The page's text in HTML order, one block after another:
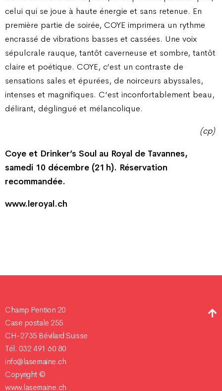
celui qui se joue à haute énergie et sans retenue. En
première partie de soirée, COYE imprimera un rythme
encrassé de vibrations basses et cassées. Une voix
sépulcrale rauque, tantôt caverneuse et sombre, tantôt
claire et poétique. COYE, c’est un contraste de
sensations sales et épurées, de noirceurs abyssales,
intenses et magnifiques. C’est inconfortablement beau,
délirant, déglingué et mélancolique.
(cp)
Coye et Drinker’s Soul au Royal de Tavannes,
samedi 10 décembre (21 h). Réservation
recommandée.
www.leroyal.ch
Champ Pention 20
Case postale 255
CH-2735 Bévilard Suisse
Tél. 032 491 60 80
info@lasemaine.ch
Copyright ©
www.lasemaine.ch